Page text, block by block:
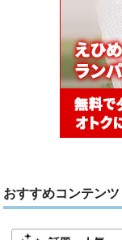
おすすめコンテンツ